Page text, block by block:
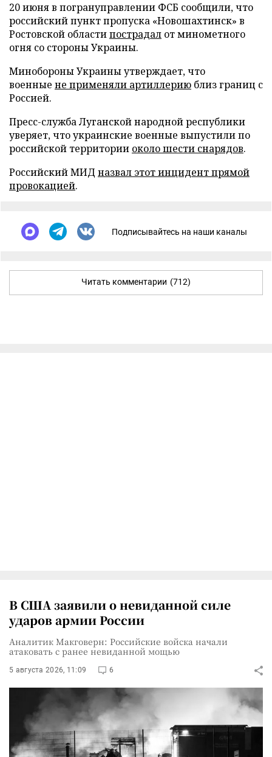
20 июня в погрануправлении ФСБ сообщили, что
российский пункт пропуска «Новошахтинск» в
Ростовской областипострадал от минометного
огня со стороны Украины.
Минобороны Украины утверждает, что
военные не применяли артиллерию близ границ с
Россией.
Пресс-служба Луганской народной республики
уверяет, что украинские военные выпустили по
российской территории около шести снарядов.
Российский МИД назвал этот инцидент прямой
провокацией.
Подписывайтесь на наши каналы
Читать комментарии (712)
В США заявили о невиданной силе
ударов армии России
Аналитик Макговерн: Российские войска начали
атаковать с ранее невиданной мощью
5 августа 2026, 11:09 6